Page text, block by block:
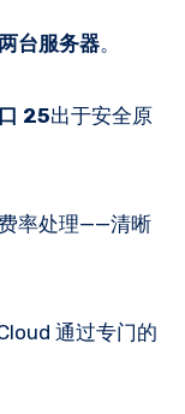
台服务器。
25出于安全原
率处理——清晰
通过专门的